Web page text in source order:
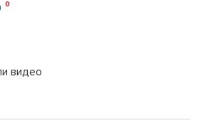
видео